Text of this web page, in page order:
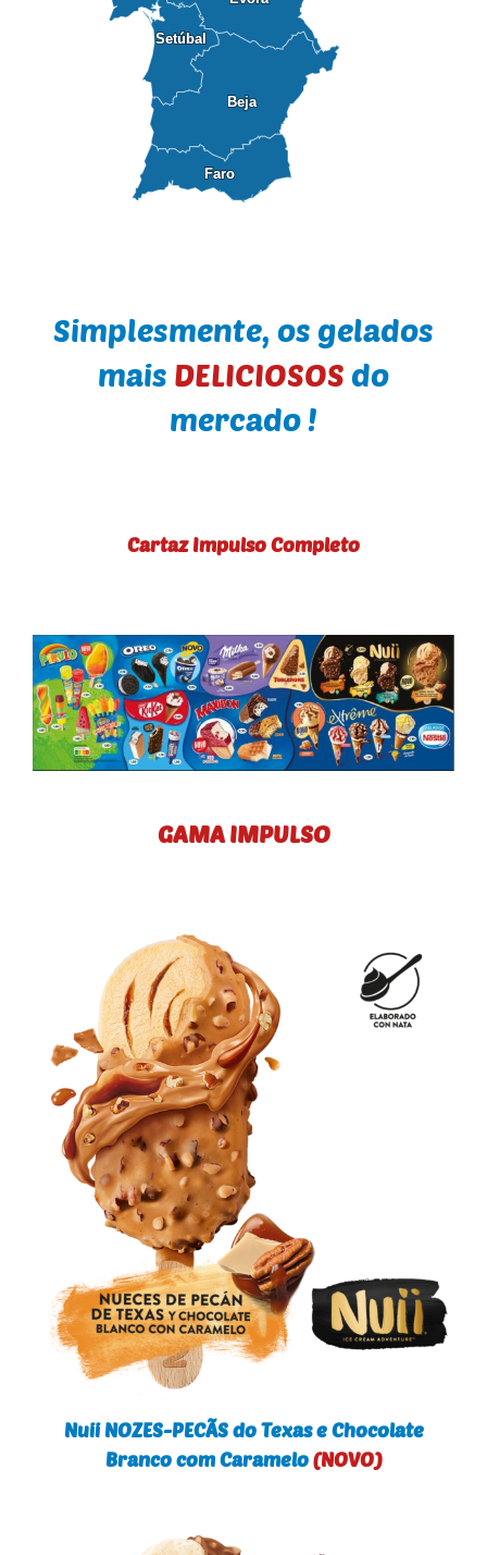
Beja
Beja
Faro
Faro
Setúbal
Setúbal
Simplesmente, os gelados
mais DELICIOSOS do
mercado !
Cartaz Impulso Completo
GAMA IMPULSO
Nuii NOZES-PECÃS do Texas e Chocolate
Branco com Caramelo(NOVO)